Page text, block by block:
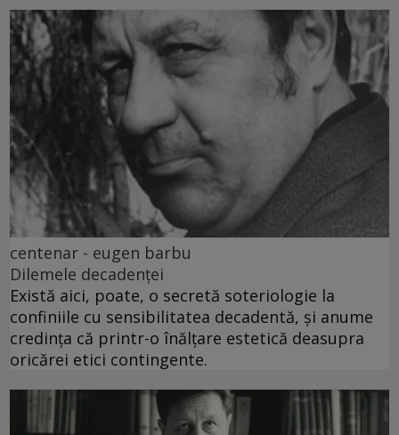
centenar - eugen barbu
Dilemele decadenței
Există aici, poate, o secretă soteriologie la
confiniile cu sensibilitatea decadentă, și anume
credința că printr-o înălțare estetică deasupra
oricărei etici contingente.